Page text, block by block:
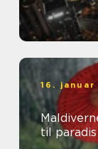
16. januar
til